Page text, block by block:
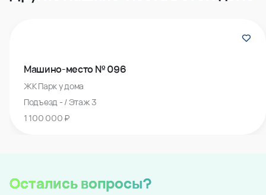
Машино-место № 096
ЖК Парк у дома
Подъезд - / Этаж 3
1 100 000 ₽
Остались вопросы?